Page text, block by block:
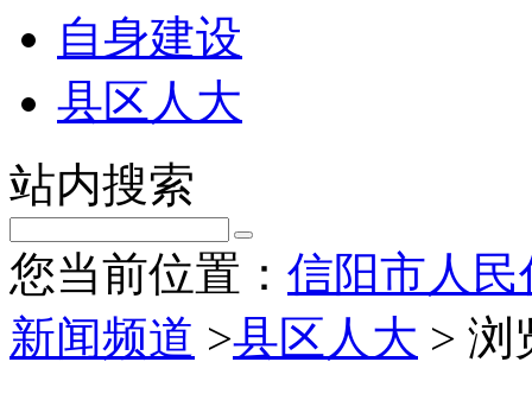
自身建设
县区人大
站内搜索
您当前位置： 信阳市人
新闻频道 >县区人大 > 浏